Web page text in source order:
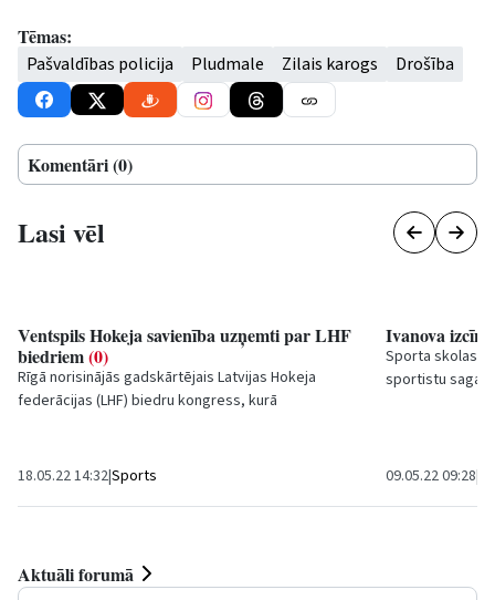
Tēmas:
Pašvaldības policija Pludmale Zilais karogs Drošība
Komentāri (0)
Lasi vēl
Ventspils Hokeja savienība uzņemti par LHF
biedriem(0)
Rīgā norisinājās gadskārtējais Latvijas Hokeja
federācijas (LHF) biedru kongress, kurā
18.05.22 14:32|Sports
Ivanova
Sporta skolas
sportistu
09.05.22 09:28|
Aktuāli forumā